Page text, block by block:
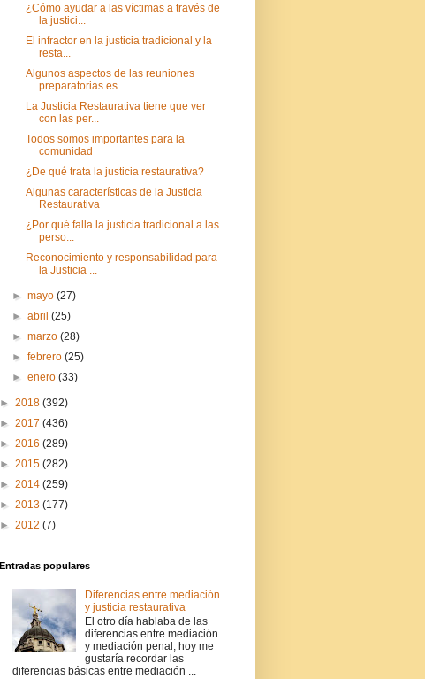
¿Cómo ayudar a las víctimas a través de
la justici...
El infractor en la justicia tradicional y la
resta...
Algunos aspectos de las reuniones
preparatorias es...
La Justicia Restaurativa tiene que ver
con las per...
Todos somos importantes para la
comunidad
¿De qué trata la justicia restaurativa?
Algunas características de la Justicia
Restaurativa
¿Por qué falla la justicia tradicional a las
perso...
Reconocimiento y responsabilidad para
la Justicia ...
►mayo(27)
►abril(25)
►marzo(28)
►febrero(25)
►enero(33)
► 2018 (392)
► 2017 (436)
► 2016 (289)
► 2015 (282)
► 2014 (259)
► 2013 (177)
► 2012 (7)
Entradas populares
Diferencias entre mediación
y justicia restaurativa
El otro día hablaba de las
diferencias entre mediación
y mediación penal, hoy me
gustaría recordar las
diferencias básicas entre mediación ...